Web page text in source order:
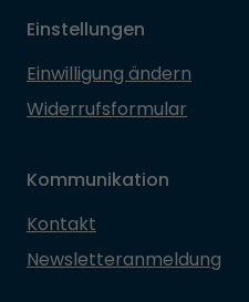
Einstellungen
Einwilligung ändern
Widerrufsformular
Kommunikation
Kontakt
Newsletteranmeldung